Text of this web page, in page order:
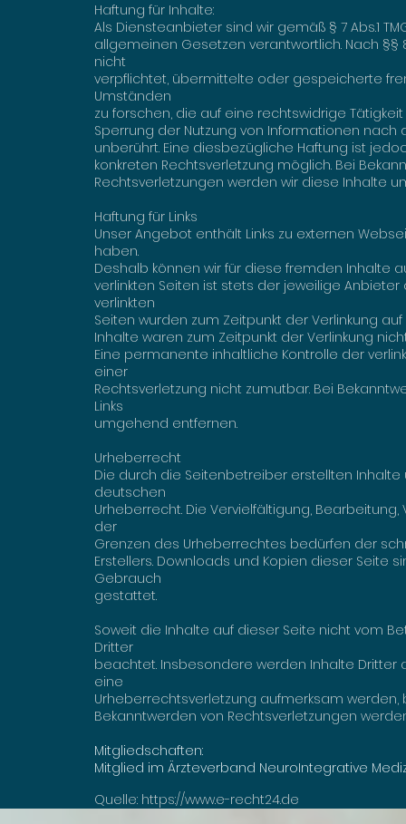
Haftung für Inhalte:
Als Diensteanbieter sind wir gemäß § 7 Abs.1
allgemeinen Gesetzen verantwortlich. Nach §§
nicht
verpflichtet, übermittelte oder gespeicherte
Umständen
zu forschen, die auf eine rechtswidrige Tätigkeit
Sperrung der Nutzung von Informationen
unberührt. Eine diesbezügliche Haftung ist
konkreten Rechtsverletzung möglich. Bei
Rechtsverletzungen werden wir diese Inhalte
Haftung für Links
Unser Angebot enthält Links zu externen
haben.
Deshalb können wir für diese fremden Inhalte
verlinkten Seiten ist stets der jeweilige
verlinkten
Seiten wurden zum Zeitpunkt der Verlinkung
Inhalte waren zum Zeitpunkt der Verlinkung
Eine permanente inhaltliche Kontrolle der
einer
Rechtsverletzung nicht zumutbar. Bei
Links
umgehend entfernen.
Urheberrecht
Die durch die Seitenbetreiber erstellten
deutschen
Urheberrecht. Die Vervielfältigung,
der
Grenzen des Urheberrechtes bedürfen der
Erstellers. Downloads und Kopien dieser Seite
Gebrauch
gestattet.
Soweit die Inhalte auf dieser Seite nicht vom
Dritter
beachtet. Insbesondere werden Inhalte Dritter
eine
Urheberrechtsverletzung aufmerksam
Bekanntwerden von Rechtsverletzungen
Mitgliedschaften:
Mitglied im Ärzteverband NeuroIntegrative
Quelle: https://www.e-recht24.de